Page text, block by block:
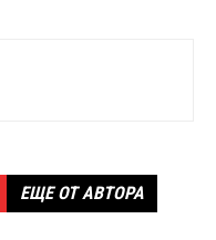
ЕЩЕ ОТ АВТОРА